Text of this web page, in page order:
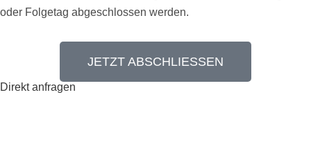
oder Folgetag abgeschlossen werden.
JETZT ABSCHLIESSEN
Direkt anfragen